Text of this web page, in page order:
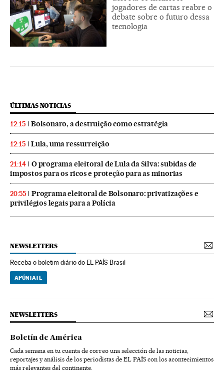
jogadores de cartas reabre o
debate sobre o futuro dessa
tecnologia
ÚLTIMAS NOTICIAS
12:15 Bolsonaro, a destruição como estratégia
12:15 Lula, uma ressurreição
21:14
O programa eleitoral de Lula da Silva: subidas de
impostos para os ricos e proteção para as minorias
20:55
Programa eleitoral de Bolsonaro: privatizações e
privilégios legais para a Polícia
NEWSLETTERS
Receba o boletim diário do EL PAÍS Brasil
APÚNTATE
NEWSLETTERS
Boletín de América
Cada semana en tu cuenta de correo una selección de las noticias,
reportajes y análisis de los periodistas de EL PAÍS con los acontecimientos
más relevantes del continente.